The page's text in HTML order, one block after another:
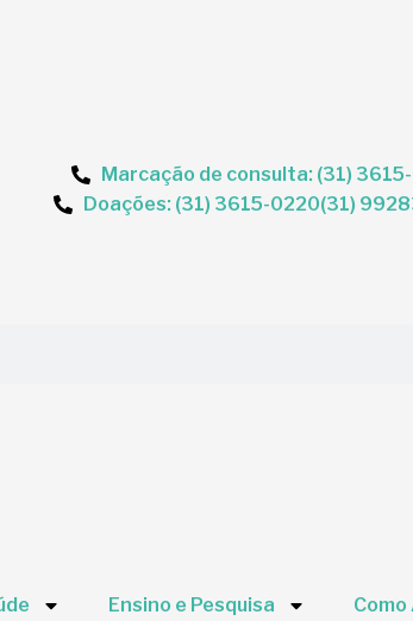
Marcação de consulta: (31)
Doações: (31) 3615-0220(31)
Ensino e Pesquisa Como